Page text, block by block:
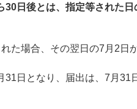
30日後とは、指定等された
た場合、その翌日の7月2日
31日となり、届出は、7月31